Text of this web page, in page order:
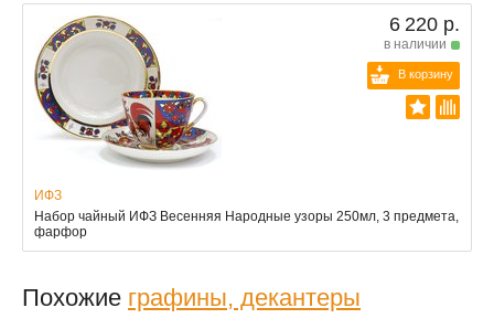
6 220 р.
в наличии
В корзину
ИФЗ
Набор чайный ИФЗ Весенняя Народные узоры 250мл, 3 предмета,
фарфор
Похожие графины, декантеры